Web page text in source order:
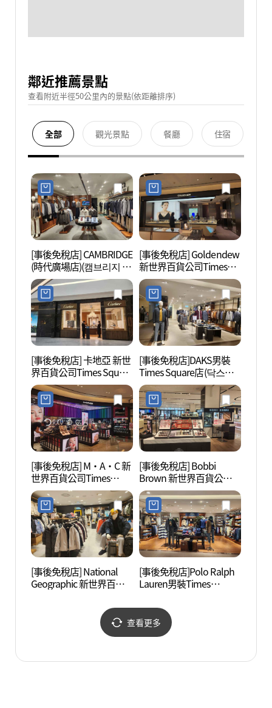
鄰近推薦景點
查看附近半徑50公里內的景點(依距離排序)
全部 觀光景點 餐廳 住宿
[事後免稅店] CAMBRIDGE
(時代廣場店)(캠브리지 타
임스퀘어점)
[事後免稅店] Goldendew
新世界百貨公司Times
Square店(골든듀 신세계
백화점 타임스퀘어점)
[事後免稅店] 卡地亞 新世
界百貨公司Times Square
店(까르띠에 신세계백화
점 타임스퀘어점)
[事後免稅店]DAKS男裝
Times Square店(닥스남
성 타임스퀘어점)
[事後免稅店] M·A·C 新
世界百貨公司Times
Square店(MAC 신세계백
화점 타임스퀘어점)
[事後免稅店] Bobbi
Brown 新世界百貨公司
Times Square店(바비브
라운 신세계백화점 타임
스퀘어점)
[事後免稅店] National
Geographic 新世界百貨
셔널지오그래픽 신세계
백화점 타임스퀘어점)
[事後免稅店]Polo Ralph
Lauren男裝Times
남성 타임스퀘어점)
查看更多